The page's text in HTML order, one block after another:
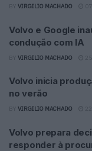
VIRGILIO MACHADO
Volvo e Google
condução com IA
VIRGILIO MACHADO
Volvo inicia
no verão
VIRGILIO MACHADO
Volvo prepara
responder à